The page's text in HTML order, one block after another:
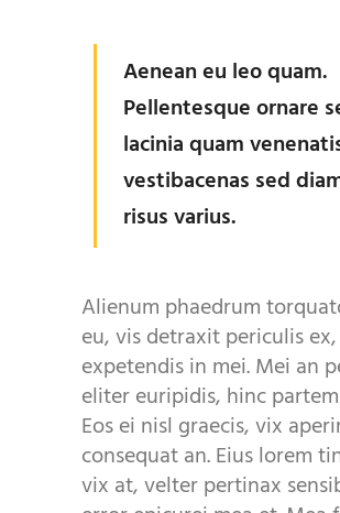
Aenean eu leo quam.
Pellentesque ornare
lacinia quam
vestibacenas sed
risus varius.
Alienum phaedrum
eu, vis detraxit periculis
expetendis in mei. Mei an
eliter euripidis, hinc
Eos ei nisl graecis, vix
consequat an. Eius lorem
vix at, velter pertinax